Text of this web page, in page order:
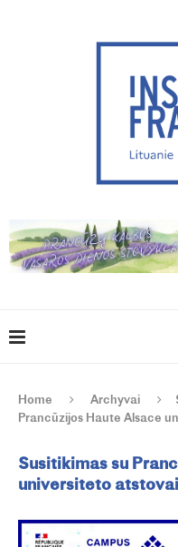
Home Archyvai
Prancūzijos Haute Alsace
Susitikimas su
universiteto